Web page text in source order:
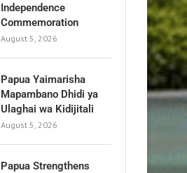
Independence
Commemoration
August 5, 2026
Papua Yaimarisha
Mapambano Dhidi ya
Ulaghai wa Kidijitali
August 5, 2026
Papua Strengthens